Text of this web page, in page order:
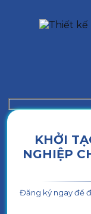
KHỞI
NGHIỆP
Đăng ký ngay để